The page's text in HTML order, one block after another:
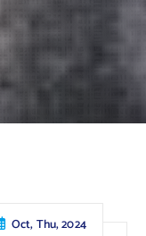
Oct, Thu, 2024